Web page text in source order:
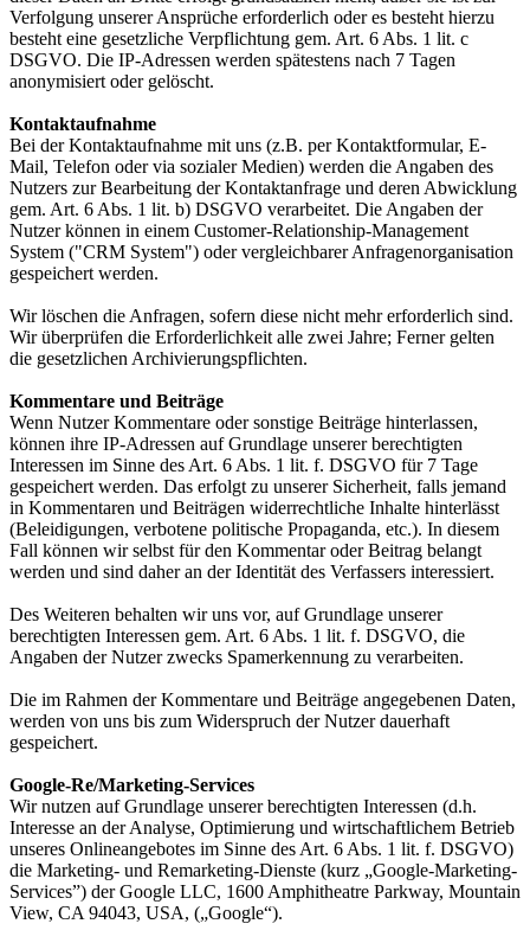
Verfolgung unserer Ansprüche erforderlich oder es besteht hierzu
besteht eine gesetzliche Verpflichtung gem. Art. 6 Abs. 1 lit. c
DSGVO. Die IP-Adressen werden spätestens nach 7 Tagen
anonymisiert oder gelöscht.
Kontaktaufnahme
Bei der Kontaktaufnahme mit uns (z.B. per Kontaktformular, E-
Mail, Telefon oder via sozialer Medien) werden die Angaben des
Nutzers zur Bearbeitung der Kontaktanfrage und deren Abwicklung
gem. Art. 6 Abs. 1 lit. b) DSGVO verarbeitet. Die Angaben der
Nutzer können in einem Customer-Relationship-Management
System ("CRM System") oder vergleichbarer Anfragenorganisation
gespeichert werden.
Wir löschen die Anfragen, sofern diese nicht mehr erforderlich sind.
Wir überprüfen die Erforderlichkeit alle zwei Jahre; Ferner gelten
die gesetzlichen Archivierungspflichten.
Kommentare und Beiträge
Wenn Nutzer Kommentare oder sonstige Beiträge hinterlassen,
können ihre IP-Adressen auf Grundlage unserer berechtigten
Interessen im Sinne des Art. 6 Abs. 1 lit. f. DSGVO für 7 Tage
gespeichert werden. Das erfolgt zu unserer Sicherheit, falls jemand
in Kommentaren und Beiträgen widerrechtliche Inhalte hinterlässt
(Beleidigungen, verbotene politische Propaganda, etc.). In diesem
Fall können wir selbst für den Kommentar oder Beitrag belangt
werden und sind daher an der Identität des Verfassers interessiert.
Des Weiteren behalten wir uns vor, auf Grundlage unserer
berechtigten Interessen gem. Art. 6 Abs. 1 lit. f. DSGVO, die
Angaben der Nutzer zwecks Spamerkennung zu verarbeiten.
Die im Rahmen der Kommentare und Beiträge angegebenen Daten,
werden von uns bis zum Widerspruch der Nutzer dauerhaft
gespeichert.
Google-Re/Marketing-Services
Wir nutzen auf Grundlage unserer berechtigten Interessen (d.h.
Interesse an der Analyse, Optimierung und wirtschaftlichem Betrieb
unseres Onlineangebotes im Sinne des Art. 6 Abs. 1 lit. f. DSGVO)
die Marketing- und Remarketing-Dienste (kurz „Google-Marketing-
Services”) der Google LLC, 1600 Amphitheatre Parkway, Mountain
View, CA 94043, USA, („Google“).